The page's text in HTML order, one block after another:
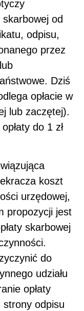
skarbowej od
odpisu,
przez
Dziś
opłacie w
lub zaczętej).
do 1 zł
koszt
urzędowej,
propozycji jest
skarbowej
do
udziału
opłaty
strony odpisu